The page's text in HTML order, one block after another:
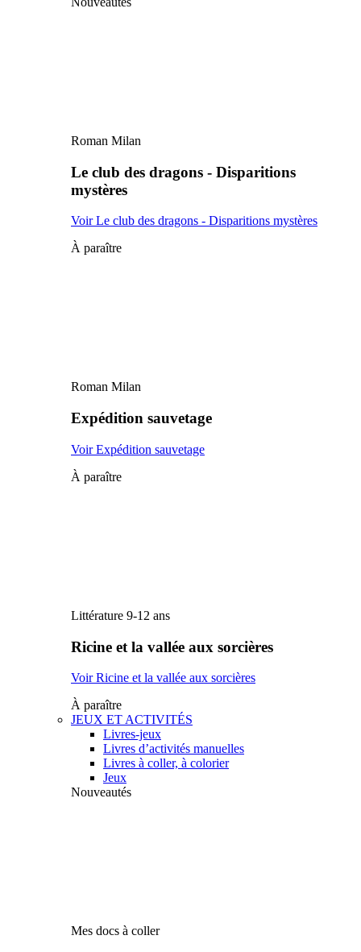
Roman Milan
Le club des dragons - Disparitions
mystères
Voir Le club des dragons - Disparitions mystères
À paraître
Roman Milan
Expédition sauvetage
Voir Expédition sauvetage
À paraître
Littérature 9-12 ans
Ricine et la vallée aux sorcières
Voir Ricine et la vallée aux sorcières
À paraître
JEUX ET ACTIVITÉS
Livres-jeux
Livres d’activités manuelles
Livres à coller, à colorier
Jeux
Nouveautés
Mes docs à coller